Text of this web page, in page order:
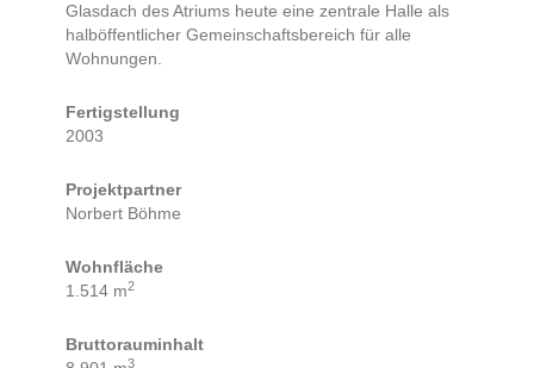
Glasdach des Atriums heute eine zentrale Halle als
halböffentlicher Gemeinschaftsbereich für alle
Wohnungen.
Fertigstellung
2003
Projektpartner
Norbert Böhme
Wohnfläche
1.514 m2
Bruttorauminhalt
3